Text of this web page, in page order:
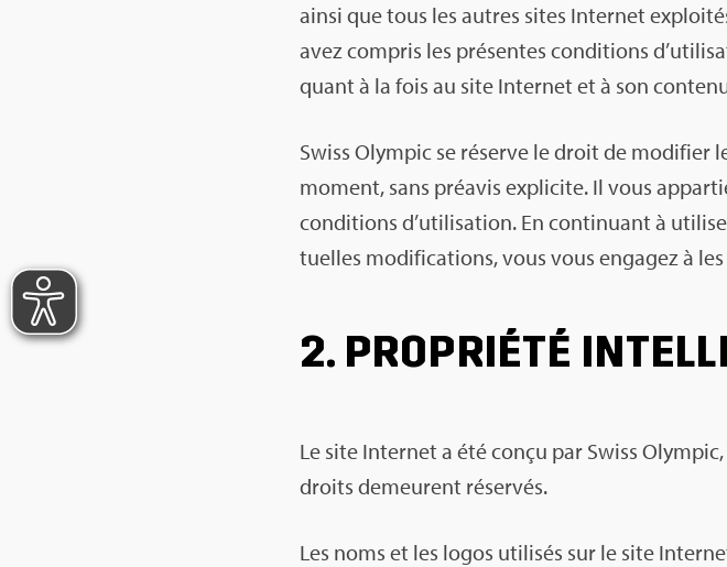
ainsi que tous les autres sites Inter­net
avez com­pris les pré­sentes condi­tions
quant à la fois au site Inter­net et à son
Swiss Olym­pic se réserve le droit de modi­fier
moment, sans pré­avis expli­cite. Il vous
condi­tions d’uti­li­sa­tion. En conti­nuant à
tuelles modi­fi­ca­tions, vous vous enga­gez à
2. PRO­PRIÉTÉ
Le site Inter­net a été conçu par Swiss
droits demeurent réser­vés.
Les noms et les logos uti­li­sés sur le site